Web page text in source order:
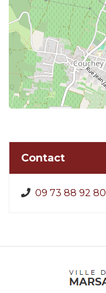
Contact
09 73 88 92 80